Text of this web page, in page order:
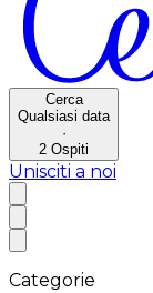
Cerca
Qualsiasi data
·
2 Ospiti
Unisciti a noi
Categorie